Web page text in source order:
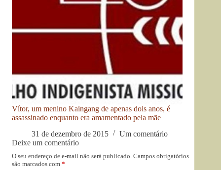
Vítor, um menino Kaingang de apenas dois anos, é
assassinado enquanto era amamentado pela mãe
31 de dezembro de 2015
Um comentário
Deixe um comentário
O seu endereço de e-mail não será publicado. Campos obrigatórios
são marcados com *